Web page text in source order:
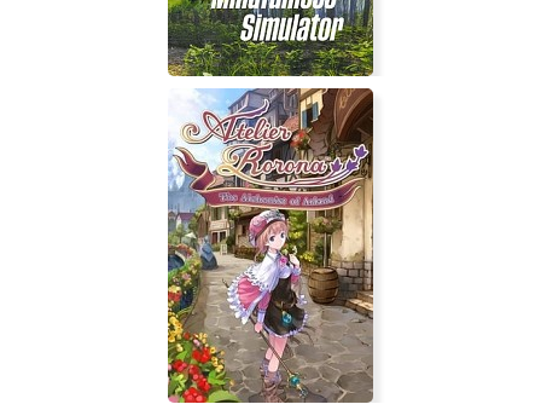
Mindfulness Simulator - ASMR
Meditation Game